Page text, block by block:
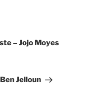
– Jojo Moyes
Jelloun